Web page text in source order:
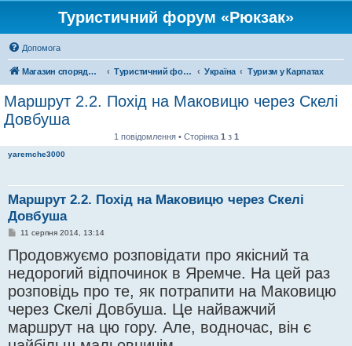
Туристичний форум «Рюкзак»
Допомога
Магазин спорядження Туристичний форум «Рюкзак» Україна Туризм у Карпатах
Маршрут 2.2. Похід на Маковицю через Скелі
Довбуша
1 повідомлення • Сторінка 1 з 1
yaremche3000
Маршрут 2.2. Похід на Маковицю через Скелі
Довбуша
П
в
і
д
о
м
л
е
н
н
я
11 серпня 2014, 13:14
Продовжуємо розповідати про якісний та
недорогий відпочинок в Яремче. На цей раз
розповідь про те, як потрапити на Маковицю
через Скелі Довбуша. Це найважчий
маршрут на цю гору. Але, водночас, він є